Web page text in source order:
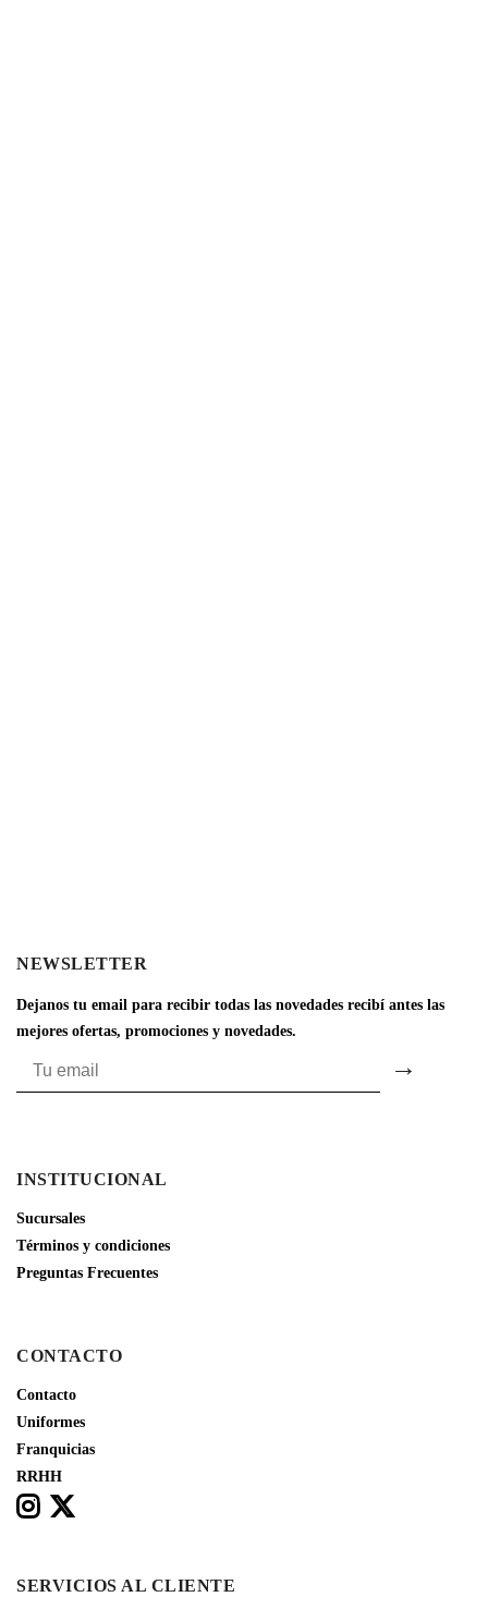
NEWSLETTER
Dejanos tu email para recibir todas las novedades recibí antes las
mejores ofertas, promociones y novedades.
INSTITUCIONAL
Sucursales
Términos y condiciones
Preguntas Frecuentes
CONTACTO
Contacto
Uniformes
Franquicias
RRHH
SERVICIOS AL CLIENTE